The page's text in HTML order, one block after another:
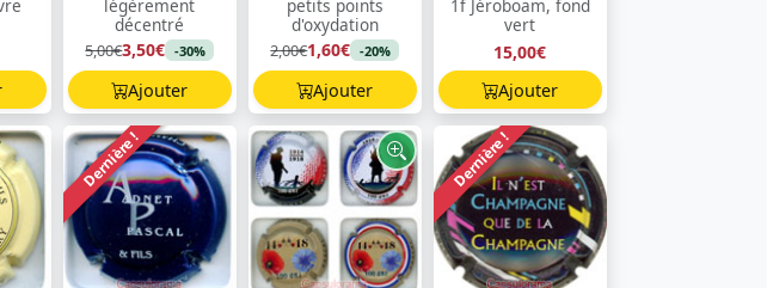
légèrement
décentré
5,00€3,50€ -30%
Ajouter
petits points
d'oxydation
2,00€1,60€ -20%
Ajouter
1f Jéroboam, fond
vert
15,00€
Ajouter
Dernière ! Dernière !